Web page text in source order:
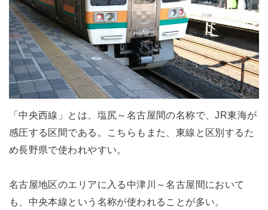
「中央西線」とは、塩尻～名古屋間の名称で、JR東海が
感圧する区間である。こちらもまた、東線と区別するた
め長野県で使われやすい。
名古屋地区のエリアに入る中津川～名古屋間において
も、中央本線という名称が使われることが多い。